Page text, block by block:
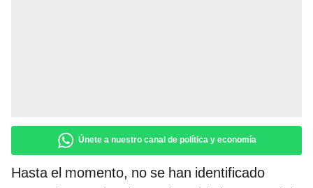
Únete a nuestro canal de política y economía
Hasta el momento, no se han identificado